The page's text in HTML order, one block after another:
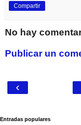
Compartir
No hay
Publicar un
‹
Entradas populares